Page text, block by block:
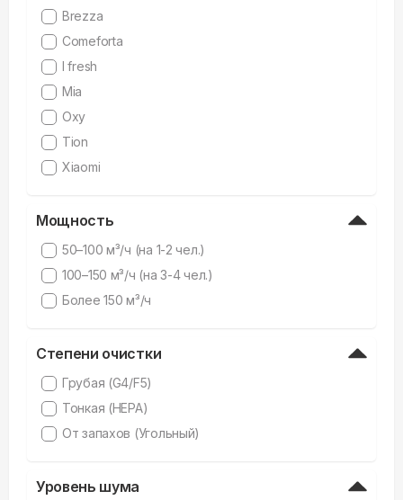
Brezza
Comeforta
I fresh
Mia
Oxy
Tion
Xiaomi
Мощность
50–100 м³/ч (на 1-2 чел.)
100–150 м³/ч (на 3-4 чел.)
Более 150 м³/ч
Степени очистки
Грубая (G4/F5)
Тонкая (HEPA)
От запахов (Угольный)
Уровень шума